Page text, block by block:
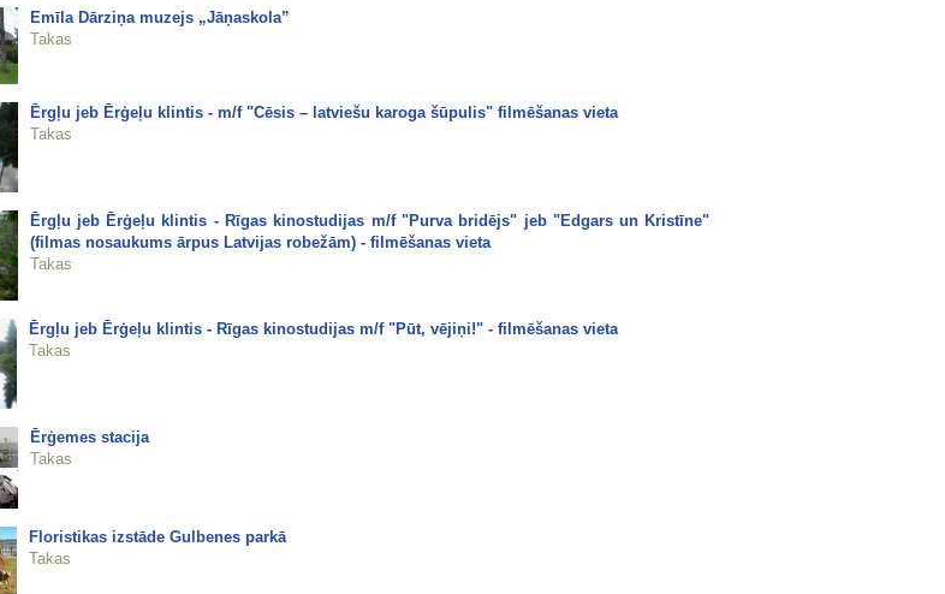
Emīla Dārziņa muzejs „Jāņaskola”
Takas
Ērgļu jeb Ērģeļu klintis - m/f "Cēsis – latviešu karoga šūpulis" filmēšanas vieta
Takas
Ērgļu jeb Ērģeļu klintis - Rīgas kinostudijas m/f "Purva bridējs" jeb "Edgars un Kristīne"
(filmas nosaukums ārpus Latvijas robežām) - filmēšanas vieta
Takas
Ērgļu jeb Ērģeļu klintis - Rīgas kinostudijas m/f "Pūt, vējiņi!" - filmēšanas vieta
Takas
Ērģemes stacija
Takas
Floristikas izstāde Gulbenes parkā
Takas